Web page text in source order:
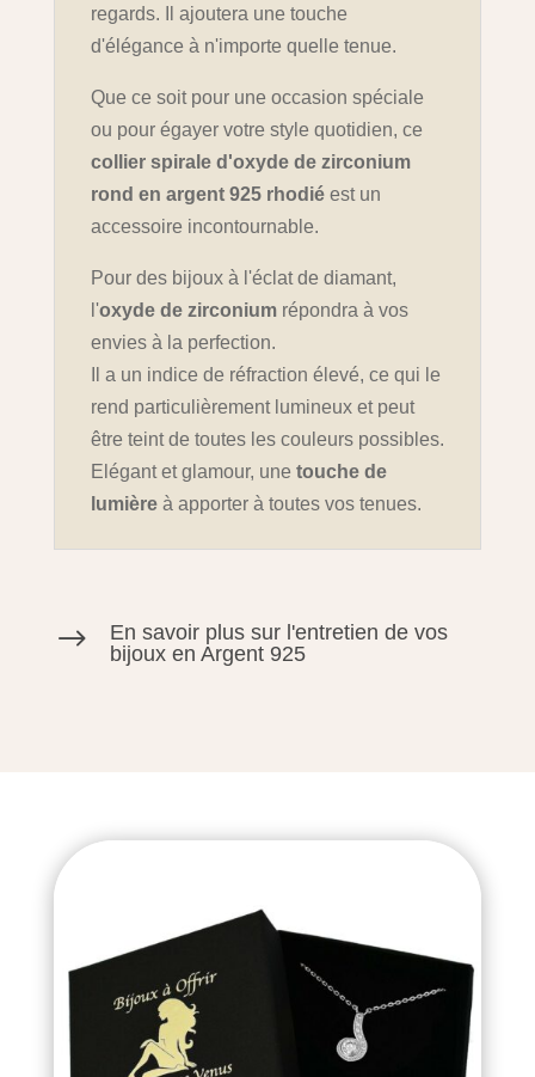
regards. Il ajoutera une touche
d'élégance à n'importe quelle tenue.
Que ce soit pour une occasion spéciale
ou pour égayer votre style quotidien, ce
collier spirale d'oxyde de zirconium
rond en argent 925 rhodiéest un
accessoire incontournable.
Pour des bijoux à l'éclat de diamant,
l'oxyde de zirconiumrépondra à vos
envies à la perfection.
Il a un indice de réfraction élevé, ce qui le
rend particulièrement lumineux et peut
être teint de toutes les couleurs possibles.
Elégant et glamour, une touche de
lumièreà apporter à toutes vos tenues.
$
En savoir plus sur l'entretien de vos
bijoux en Argent 925